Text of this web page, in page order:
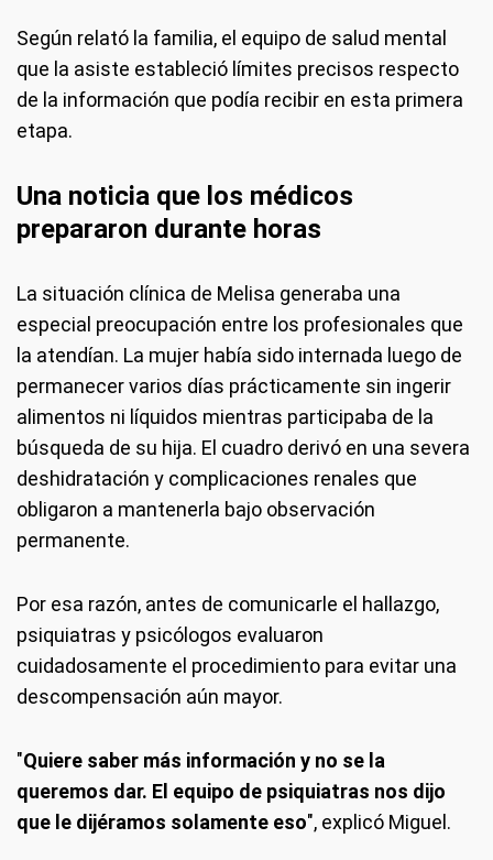
Según relató la familia, el equipo de salud mental
que la asiste estableció límites precisos respecto
de la información que podía recibir en esta primera
etapa.
Una noticia que los médicos
prepararon durante horas
La situación clínica de Melisa generaba una
especial preocupación entre los profesionales que
la atendían. La mujer había sido internada luego de
permanecer varios días prácticamente sin ingerir
alimentos ni líquidos mientras participaba de la
búsqueda de su hija. El cuadro derivó en una severa
deshidratación y complicaciones renales que
obligaron a mantenerla bajo observación
permanente.
Por esa razón, antes de comunicarle el hallazgo,
psiquiatras y psicólogos evaluaron
cuidadosamente el procedimiento para evitar una
descompensación aún mayor.
"Quiere saber más información y no se la
queremos dar. El equipo de psiquiatras nos dijo
que le dijéramos solamente eso", explicó Miguel.